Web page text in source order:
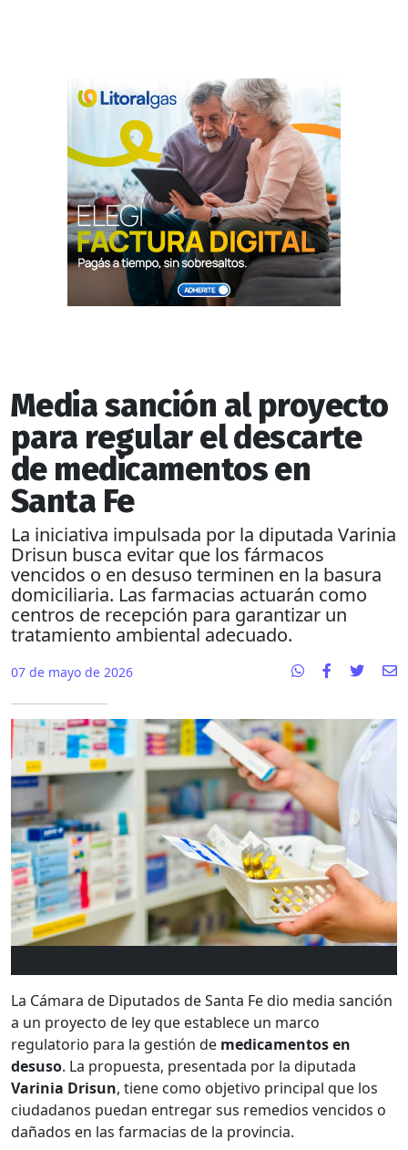
Media sanción al proyecto
para regular el descarte
de medicamentos en
Santa Fe
La iniciativa impulsada por la diputada Varinia
Drisun busca evitar que los fármacos
vencidos o en desuso terminen en la basura
domiciliaria. Las farmacias actuarán como
centros de recepción para garantizar un
tratamiento ambiental adecuado.
07 de mayo de 2026
La Cámara de Diputados de Santa Fe dio media sanción
a un proyecto de ley que establece un marco
regulatorio para la gestión de medicamentos en
desuso. La propuesta, presentada por la diputada
Varinia Drisun, tiene como objetivo principal que los
ciudadanos puedan entregar sus remedios vencidos o
dañados en las farmacias de la provincia.